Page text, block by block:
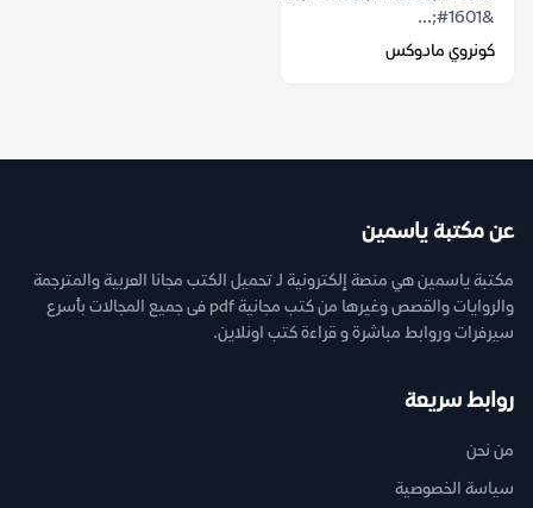
&#1601;...
كونروي مادوكس
عن مكتبة ياسمين
مكتبة ياسمين هي منصة إلكترونية لـ تحميل الكتب مجانا العربية والمترجمة
والروايات والقصص وغيرها من كتب مجانية pdf فى جميع المجالات بأسرع
سيرفرات وروابط مباشرة و قراءة كتب اونلاين.
روابط سريعة
من نحن
سياسة الخصوصية